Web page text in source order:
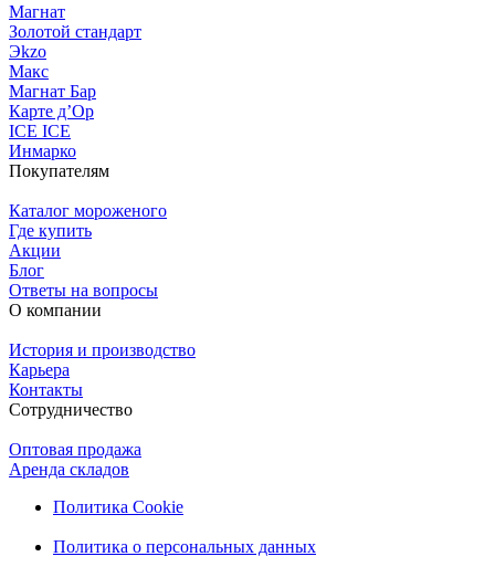
Магнат
Золотой стандарт
Эkzо
Макс
Магнат Бар
Карте д’Ор
ICE ICE
Инмарко
Покупателям
Каталог мороженого
Где купить
Акции
Блог
Ответы на вопросы
О компании
История и производство
Карьера
Контакты
Сотрудничество
Оптовая продажа
Аренда складов
Политика Cookie
Политика о персональных данных